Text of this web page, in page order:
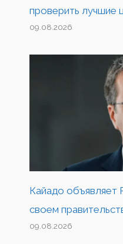
проверить лучшие
09.08.2026
Кайадо объявляет
своем
09.08.2026